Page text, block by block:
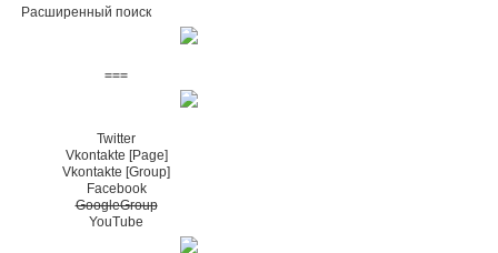
Расширенный поиск
===
Twitter
Vkontakte [Page]
Vkontakte [Group]
Facebook
GoogleGroup
YouTube